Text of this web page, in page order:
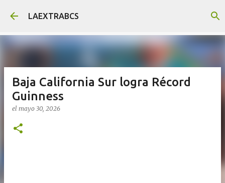
Ir al contenido principal
LAEXTRABCS
Baja California Sur logra Récord
Guinness
el mayo 30, 2026